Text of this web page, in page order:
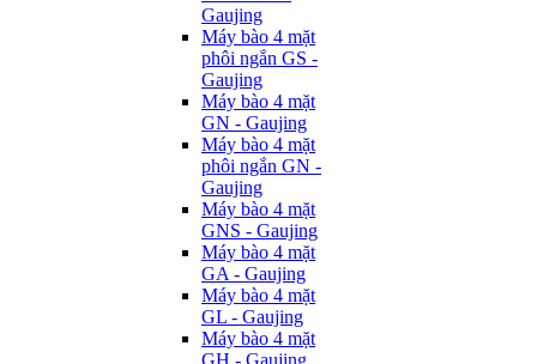
Gaujing
Máy bào 4 mặt
phôi ngắn GS -
Gaujing
Máy bào 4 mặt
GN - Gaujing
Máy bào 4 mặt
phôi ngắn GN -
Gaujing
Máy bào 4 mặt
GNS - Gaujing
Máy bào 4 mặt
GA - Gaujing
Máy bào 4 mặt
GL - Gaujing
Máy bào 4 mặt
GH - Gaujing